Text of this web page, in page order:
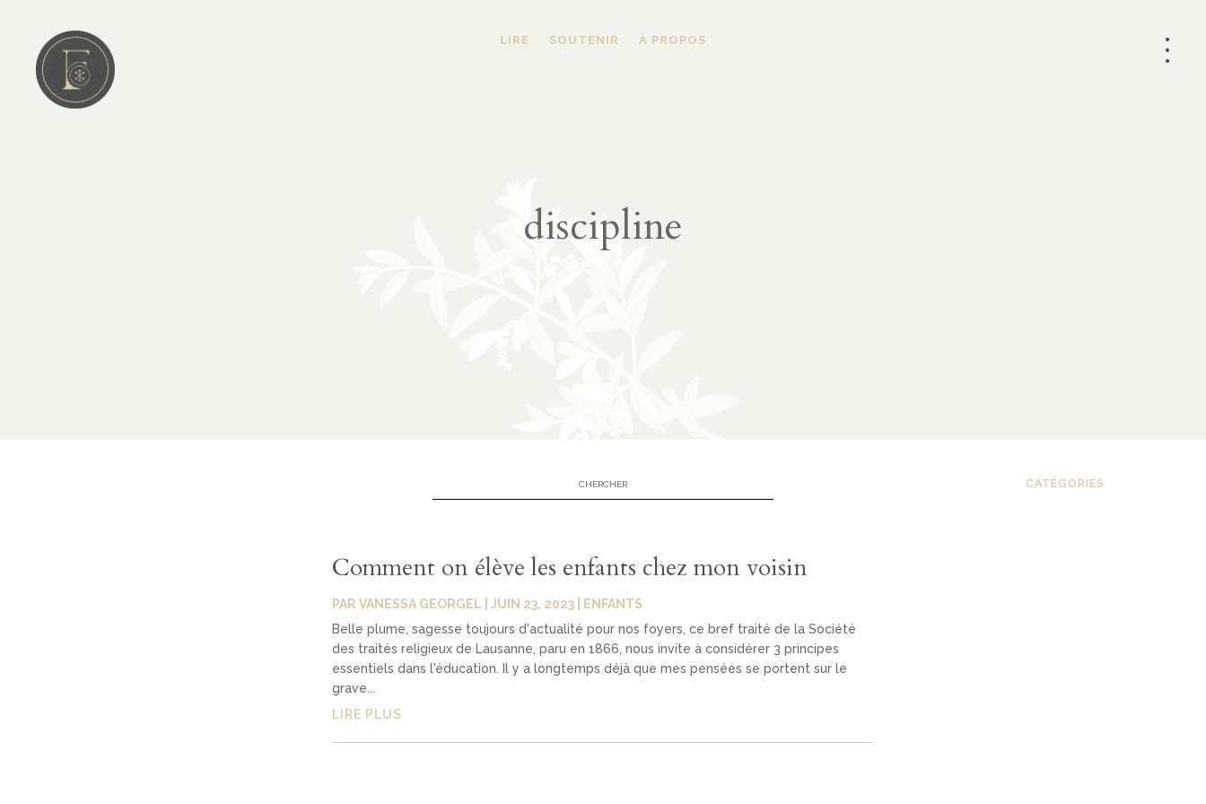
•••
LIRE SOUTENIR À PROPOS
discipline
CATÉGORIES
Comment on élève les enfants chez mon voisin
PAR VANESSA GEORGEL JUIN 23, 2023|
ENFANTS
Belle plume, sagesse toujours d'actualité pour nos foyers, ce bref traité de la Société
des traités religieux de Lausanne, paru en 1866, nous invite à considérer 3 principes
essentiels dans l'éducation. Il y a longtemps déjà que mes pensées se portent sur le
grave...
LIRE PLUS